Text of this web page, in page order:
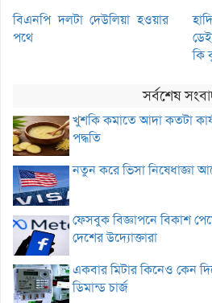
বিএনপি দলটা দেউলিয়া হওয়ার
পথে
কি
সর্বশেষ
খুশকি কমাতে আদা কতটা
পদ্ধতি
নতুন করে ভিসা নিষেধাজ্ঞা
ফেসবুক বিজ্ঞাপনে বিকাশ
দেশের উদ্যোক্তারা
একবার মিটার কিনেও কেন
ডিমান্ড চার্জ